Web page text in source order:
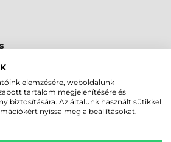
elemzésére, weboldalunk
tartalom megjelenítésére és
biztosítására. Az általunk használt sütikkel
nyissa meg a beállításokat.